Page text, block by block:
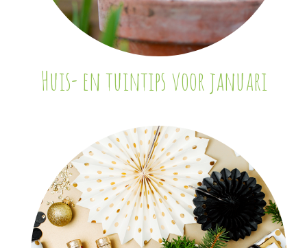
Huis- en tuintips voor januari